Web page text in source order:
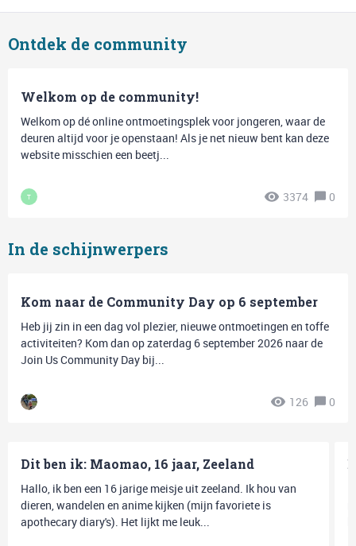
Ontdek de community
Welkom op de community!
Welkom op dé online ontmoetingsplek voor jongeren, waar de
deuren altijd voor je openstaan! Als je net nieuw bent kan deze
website misschien een beetj...
T 3374 0
In de schijnwerpers
Kom naar de Community Day op 6 september
Heb jij zin in een dag vol plezier, nieuwe ontmoetingen en toffe
activiteiten? Kom dan op zaterdag 6 september 2026 naar de
Join Us Community Day bij...
126 0
Dit ben ik: Maomao, 16 jaar, Zeeland
Hallo, ik ben een 16 jarige meisje uit zeeland. Ik hou van
dieren, wandelen en anime kijken (mijn favoriete is
apothecary diary's). Het lijkt me leuk...